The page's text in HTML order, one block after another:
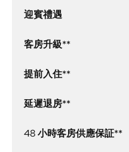
迎賓禮遇
客房升級**
提前入住**
延遲退房**
48 小時客房供應保証**